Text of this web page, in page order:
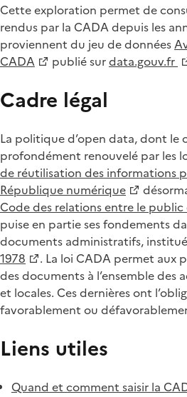
Cette exploration permet de
rendus par la CADA depuis les
proviennent du jeu de données
CADA
publié surdata.gouv.fr
Cadre légal
La politique d’open data, dont le
profondément renouvelé par les
de réutilisation des informations
République numérique
Code des relations entre le
puise en partie ses fondements
documents administratifs,
1978
. La loi CADA permet aux
des documents à l’ensemble des
et locales. Ces dernières ont
favorablement ou
Liens utiles
Quand et comment saisir la